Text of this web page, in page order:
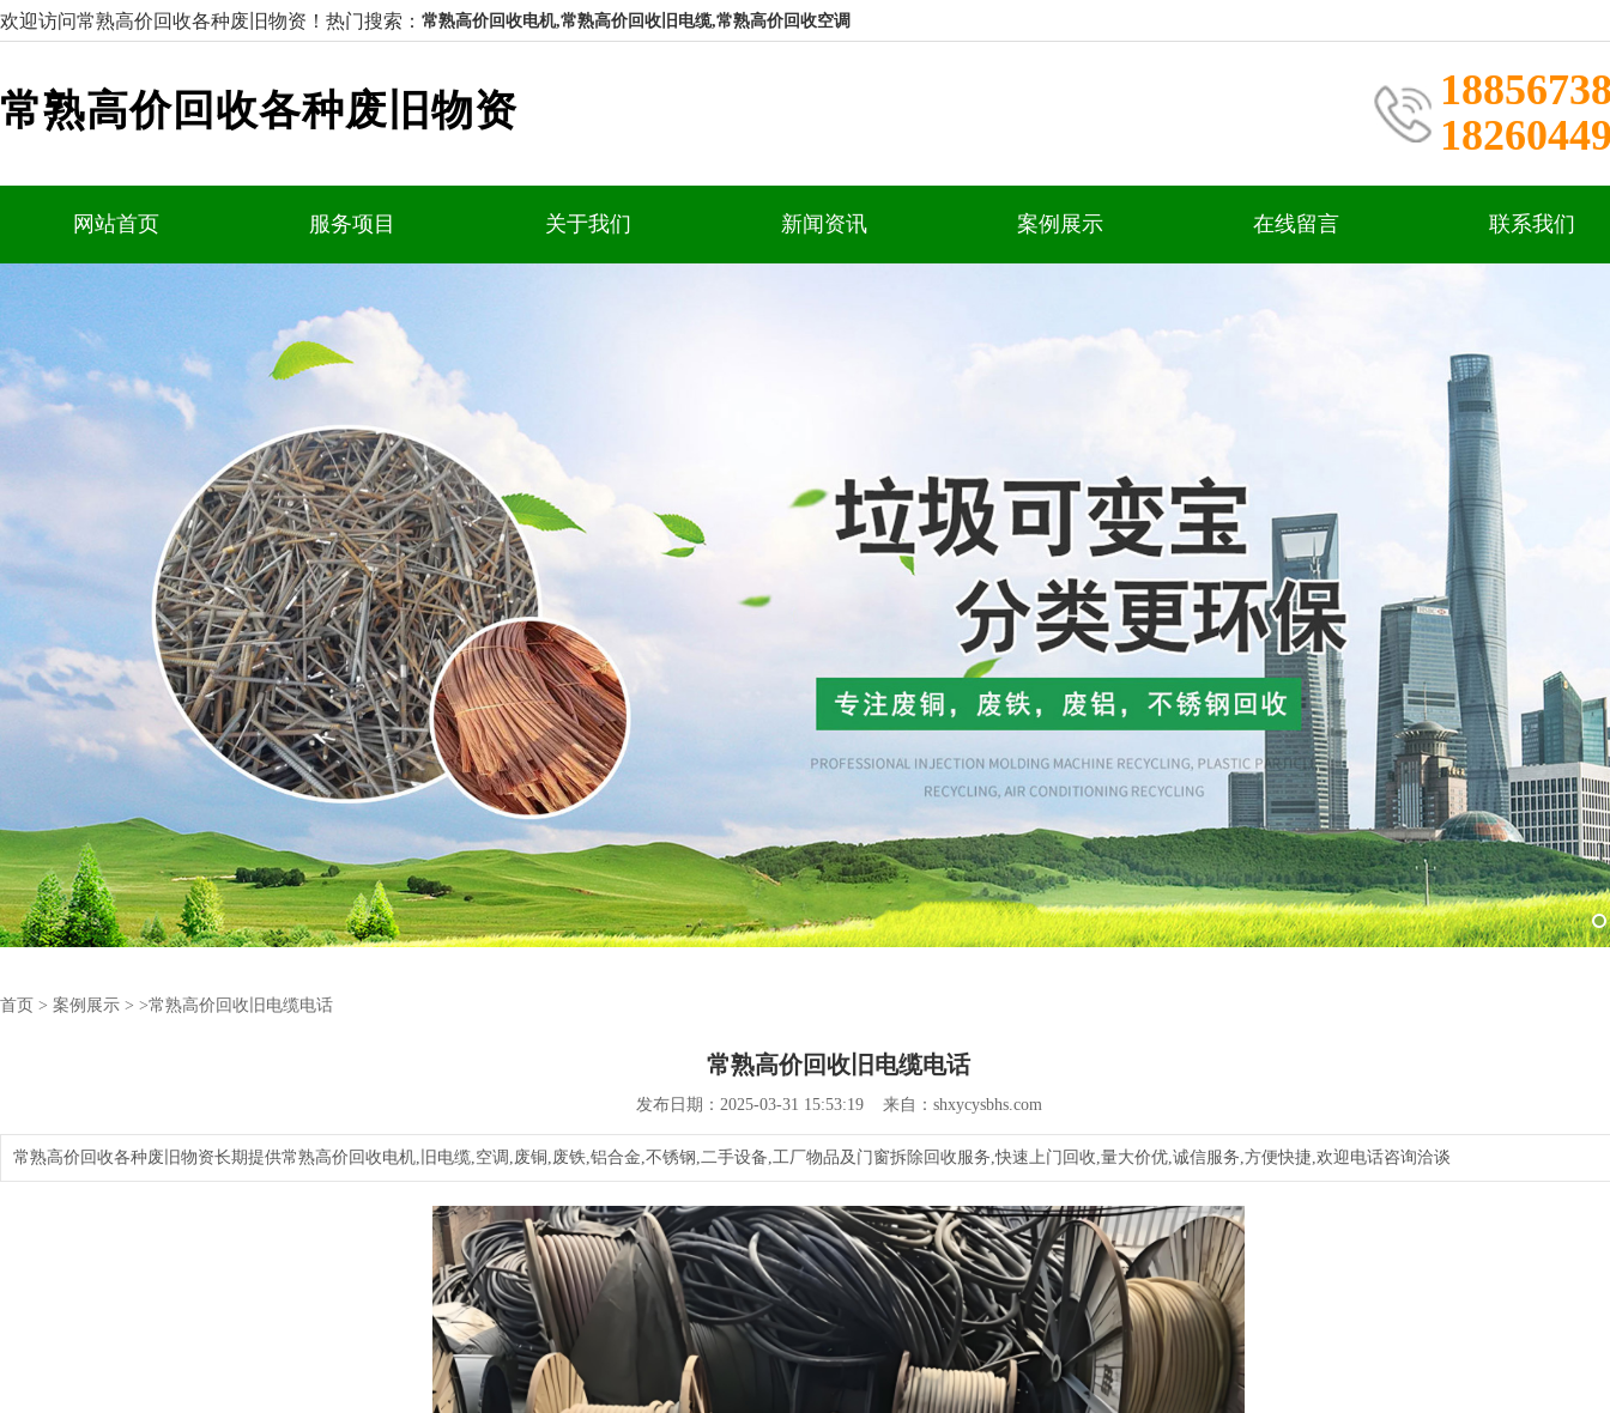
欢迎访问常熟高价回收各种废旧物资！ 热门搜索： 常熟高价回收电机,常熟高价回收旧电缆,常熟高价回收空调
常熟高价回收各种废旧物资
网站首页 服务项目 关于我们 新闻资讯 案例展示 在线留言 联系我们
首页 > 案例展示 > >常熟高价回收旧电缆电话
常熟高价回收旧电缆电话
发布日期：2025-03-31 15:53:19 来自：shxycysbhs.com
常熟高价回收各种废旧物资长期提供常熟高价回收电机,旧电缆,空调,废铜,废铁,铝合金,不锈钢,二手设备,工厂物品及门窗拆除回收服务,快速上门回收,量大价优,诚信服务,方便快捷,欢迎电话咨询洽谈